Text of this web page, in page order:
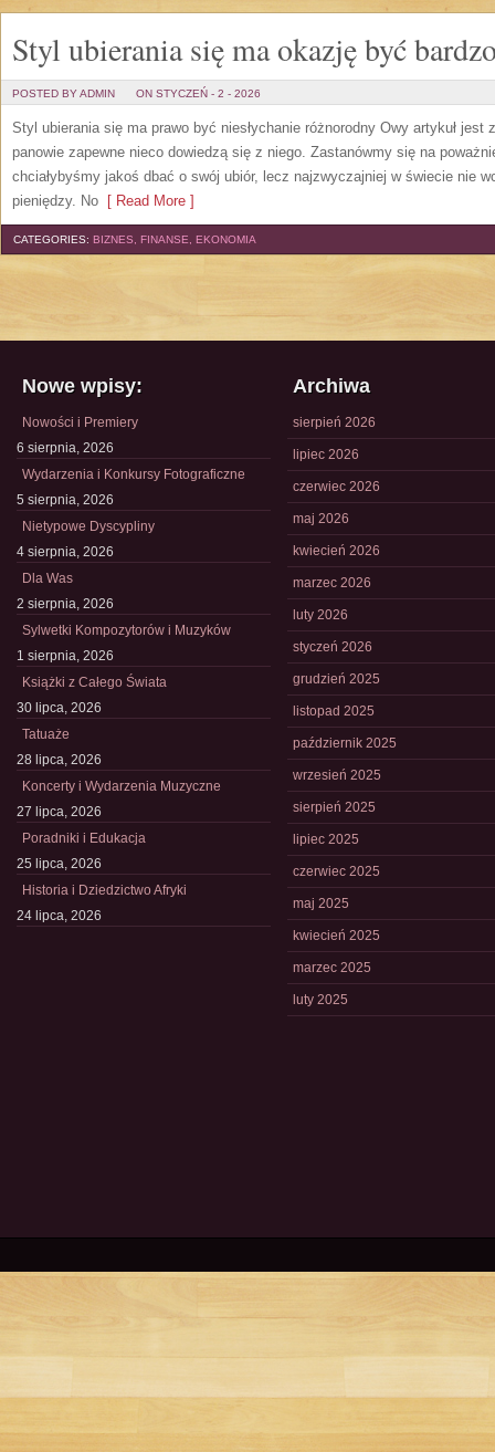
Styl ubierania się ma okazję być
POSTED BY ADMIN ON STYCZEŃ - 2 - 2026
Styl ubierania się ma prawo być niesłychanie różnorodny Owy artykuł
panowie zapewne nieco dowiedzą się z niego. Zastanówmy się na
chciałybyśmy jakoś dbać o swój ubiór, lecz najzwyczajniej w świecie nie
pieniędzy. No [ Read More ]
CATEGORIES: BIZNES, FINANSE, EKONOMIA
Nowe wpisy:
Nowości i Premiery
6 sierpnia, 2026
Wydarzenia i Konkursy Fotograficzne
5 sierpnia, 2026
Nietypowe Dyscypliny
4 sierpnia, 2026
Dla Was
2 sierpnia, 2026
Sylwetki Kompozytorów i Muzyków
1 sierpnia, 2026
Książki z Całego Świata
30 lipca, 2026
Tatuaże
28 lipca, 2026
Koncerty i Wydarzenia Muzyczne
27 lipca, 2026
Poradniki i Edukacja
25 lipca, 2026
Historia i Dziedzictwo Afryki
24 lipca, 2026
Archiwa
sierpień 2026
lipiec 2026
czerwiec 2026
maj 2026
kwiecień 2026
marzec 2026
luty 2026
styczeń 2026
grudzień 2025
listopad 2025
październik 2025
wrzesień 2025
sierpień 2025
lipiec 2025
czerwiec 2025
maj 2025
kwiecień 2025
marzec 2025
luty 2025